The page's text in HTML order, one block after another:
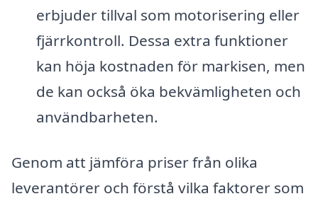
erbjuder tillval som motorisering eller
fjärrkontroll. Dessa extra funktioner
kan höja kostnaden för markisen, men
de kan också öka bekvämligheten och
användbarheten.
Genom att jämföra priser från olika
leverantörer och förstå vilka faktorer som